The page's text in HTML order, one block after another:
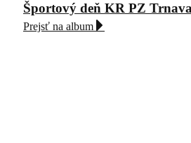
Športový deň KR PZ Trnava
Prejsť na album